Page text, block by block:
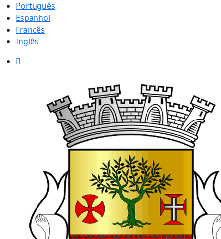
Português
Espanhol
Francês
Inglês